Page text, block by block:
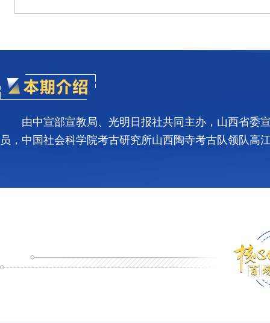
由中宣部宣教局、光明日报社共同主办，山西省委
员，中国社会科学院考古研究所山西陶寺考古队领队高